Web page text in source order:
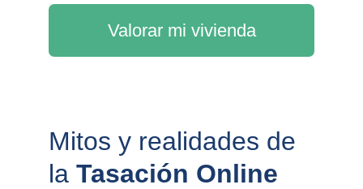
Valorar mi vivienda
Mitos y realidades de
la Tasación Online